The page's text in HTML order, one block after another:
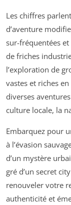
Les chiffres
d’aventure
sur-fréquentées
de friches
l’exploration de
vastes et riches
diverses
culture locale, la
Embarquez pour
à l’évasion
d’un mystère
gré d’un secret
renouveler votre
authenticité et